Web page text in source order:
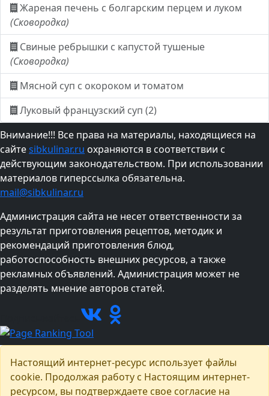
Жареная печень с болгарским перцем и луком
(Сковородка)
Свиные ребрышки с капустой тушеные
(Сковородка)
Мясной суп с окороком и томатом
Луковый французский суп (2)
Внимание!!! Все права на материалы, находящиеся на
сайтеsibkulinar.ru охраняются в соответствии с
действующим законодательством. При использовании
материалов гиперссылка обязательна.
mail@sibkulinar.ru
Администрация сайта не несет ответственности за
результат приготовления рецептов, методик и
рекомендаций приготовления блюд,
работоспособность внешних ресурсов, а также
рекламных объявлений. Администрация может не
разделять мнение авторов статей.
Настоящий интернет-ресурс использует файлы
cookie. Продолжая работу с Настоящим интернет-
ресурсом, вы подтверждаете свое согласие на